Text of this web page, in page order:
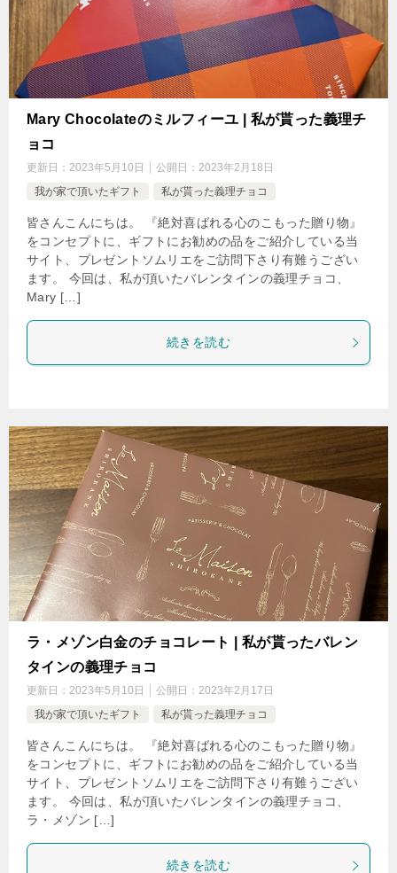
Mary Chocolateのミルフィーユ | 私が貰った義理チ
ョコ
更新日： 2023年5月10日 公開日： 2023年2月18日
我が家で頂いたギフト
私が貰った義理チョコ
皆さんこんにちは。 『絶対喜ばれる心のこもった贈り物』
をコンセプトに、ギフトにお勧めの品をご紹介している当
サイト、プレゼントソムリエをご訪問下さり有難うござい
ます。 今回は、私が頂いたバレンタインの義理チョコ、
Mary […]
続きを読む
ラ・メゾン白金のチョコレート | 私が貰ったバレン
タインの義理チョコ
更新日： 2023年5月10日 公開日： 2023年2月17日
我が家で頂いたギフト
私が貰った義理チョコ
皆さんこんにちは。 『絶対喜ばれる心のこもった贈り物』
をコンセプトに、ギフトにお勧めの品をご紹介している当
サイト、プレゼントソムリエをご訪問下さり有難うござい
ます。 今回は、私が頂いたバレンタインの義理チョコ、
ラ・メゾン […]
続きを読む